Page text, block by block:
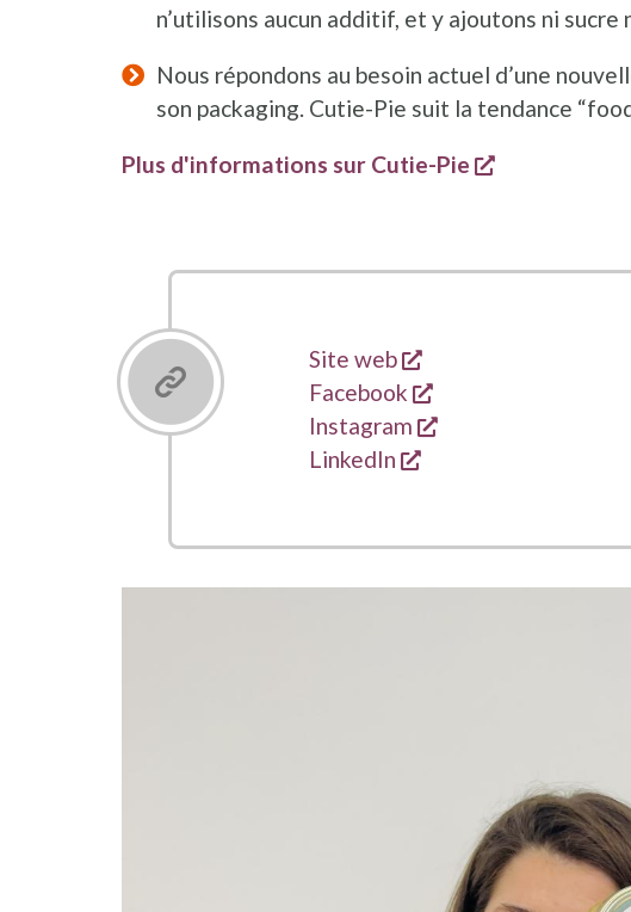
n’utilisons aucun additif, et y ajoutons ni sucre
Nous répondons au besoin actuel d’une
son packaging. Cutie-Pie suit la tendance
Plus d'informations sur Cutie-Pie s'ouvre dans
Liens
Site web
s'ouvre dans une
Facebook
s'ouvre dans une
Instagram
s'ouvre dans une
LinkedIn
s'ouvre dans une